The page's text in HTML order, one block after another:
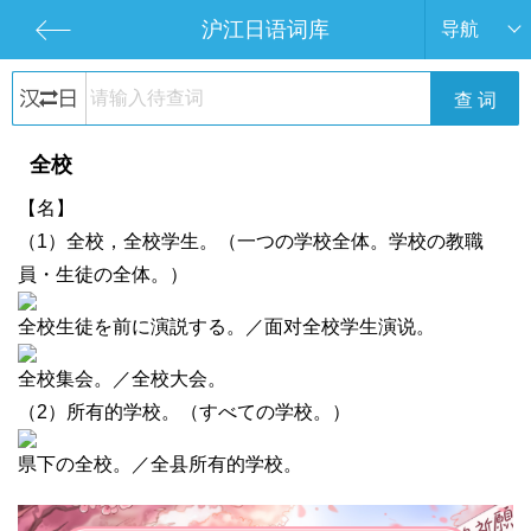
沪江日语词库 导航
查 词
全校
【名】
（1）全校，全校学生。（一つの学校全体。学校の教職
員・生徒の全体。）
全校生徒を前に演説する。／面对全校学生演说。
全校集会。／全校大会。
（2）所有的学校。（すべての学校。）
県下の全校。／全县所有的学校。